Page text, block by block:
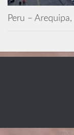
Peru –